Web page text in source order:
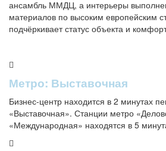
ансамбль ММДЦ, а интерьеры
материалов по высоким европейским
подчёркивает статус объекта и
Метро: Выставочная
Бизнес-центр находится в 2 минутах
«Выставочная». Станции метро
«Международная» находятся в 5